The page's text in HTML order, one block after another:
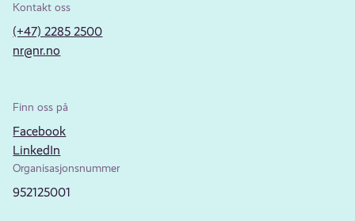
Kontakt oss
(+47) 2285 2500
nr@nr.no
Finn oss på
Facebook
LinkedIn
Organisasjonsnummer
952125001